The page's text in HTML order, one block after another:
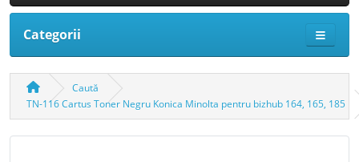
Categorii
Caută
TN-116 Cartus Toner Negru Konica Minolta pentru bizhub 164, 165, 185